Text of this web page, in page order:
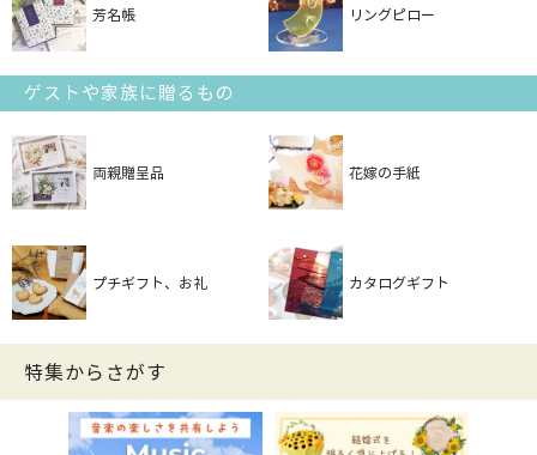
芳名帳 リングピロー
ゲストや家族に贈るもの
両親贈呈品 花嫁の手紙
プチギフト、お礼 カタログギフト
特集からさがす